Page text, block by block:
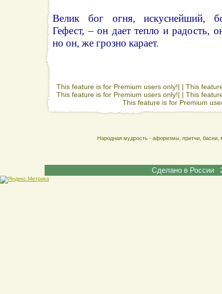
Велик бог огня, искуснейший,
Гефест, – он дает тепло и радость,
но он, же грозно карает.
This feature is for Premium users only!| | This
This feature is for Premium users only!| | This
This feature is for Premium
Народная мудрость - афоризмы, притчи,
Сделано в России